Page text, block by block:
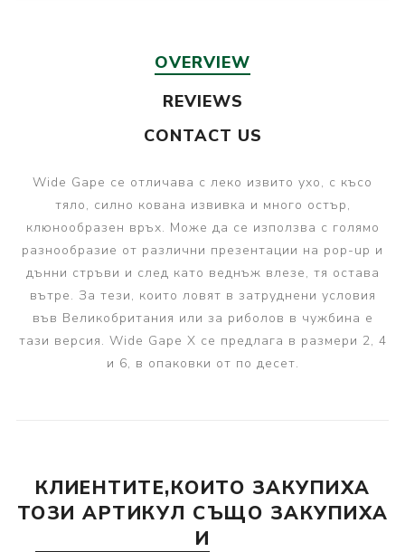
OVERVIEW
REVIEWS
CONTACT US
Wide Gape се отличава с леко извито ухо, с късо
тяло, силно кована извивка и много остър,
клюнообразен връх. Може да се използва с голямо
разнообразие от различни презентации на pop-up и
дънни стръви и след като веднъж влезе, тя остава
вътре. За тези, които ловят в затруднени условия
във Великобритания или за риболов в чужбина е
тази версия. Wide Gape X се предлага в размери 2, 4
и 6, в опаковки от по десет.
КЛИЕНТИТЕ,КОИТО ЗАКУПИХА
ТОЗИ АРТИКУЛ СЪЩО ЗАКУПИХА
И